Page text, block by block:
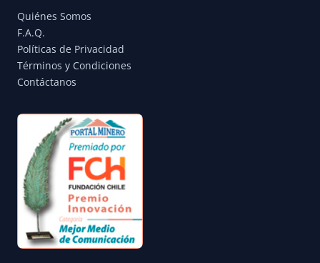
Quiénes Somos
F.A.Q.
Políticas de Privacidad
Términos y Condiciones
Contáctanos